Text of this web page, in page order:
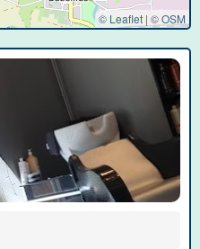
© Leaflet | ©OSM